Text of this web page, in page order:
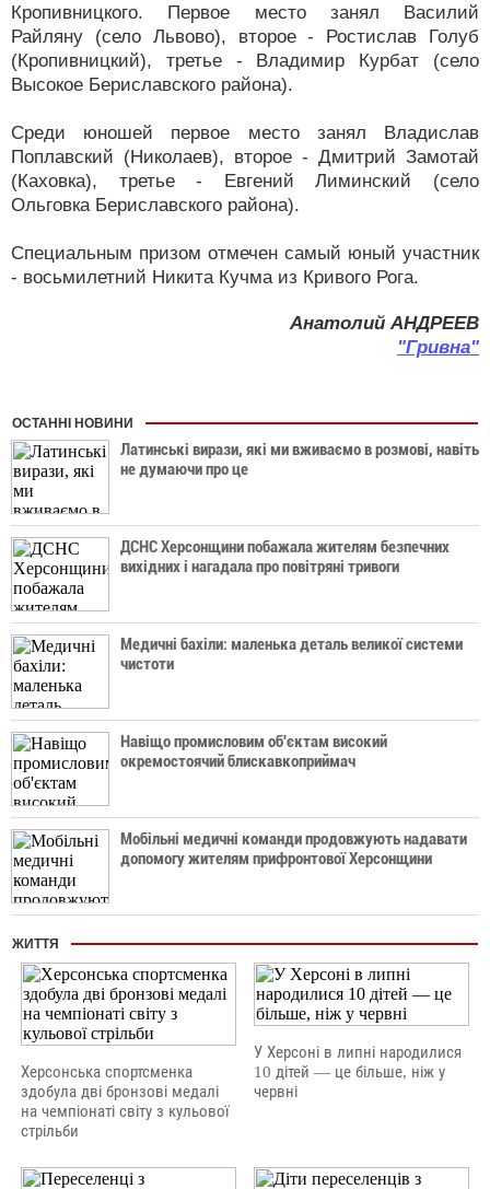
Кропивницкого. Первое место занял Василий
Райляну (село Львово), второе - Ростислав Голуб
(Кропивницкий), третье - Владимир Курбат (село
Высокое Бериславского района).
Среди юношей первое место занял Владислав
Поплавский (Николаев), второе - Дмитрий Замотай
(Каховка), третье - Евгений Лиминский (село
Ольговка Бериславского района).
Специальным призом отмечен самый юный участник
- восьмилетний Никита Кучма из Кривого Рога.
Анатолий АНДРЕЕВ
"Гривна"
ОСТАННІ НОВИНИ
Латинські вирази, які ми вживаємо в розмові, навіть
не думаючи про це
ДСНС Херсонщини побажала жителям безпечних
вихідних і нагадала про повітряні тривоги
Медичні бахіли: маленька деталь великої системи
чистоти
Навіщо промисловим об'єктам високий
окремостоячий блискавкоприймач
Мобільні медичні команди продовжують надавати
допомогу жителям прифронтової Херсонщини
ЖИТТЯ
Херсонська спортсменка
здобула дві бронзові медалі
на чемпіонаті світу з кульової
стрільби
У Херсоні в липні народилися
10 дітей — це більше, ніж у
червні